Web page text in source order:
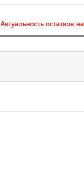
Актуальность остатков на